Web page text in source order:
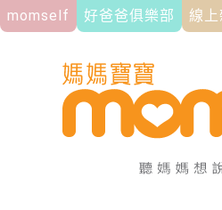
momself 好爸爸俱樂部 線上